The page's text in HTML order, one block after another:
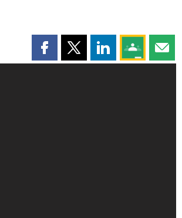
Partager cette page sur
Partager cette page sur X
Partager cette
Partagez